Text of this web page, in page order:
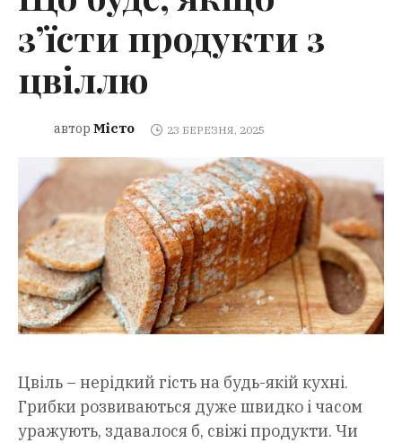
з’їсти продукти з
цвіллю
автор Місто 23 БЕРЕЗНЯ, 2025
Цвіль – нерідкий гість на будь-якій кухні.
Грибки розвиваються дуже швидко і часом
уражують, здавалося б, свіжі продукти. Чи